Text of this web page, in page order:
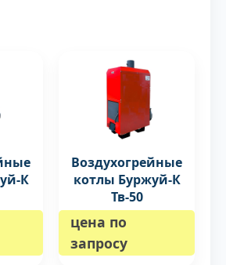
К
Воздухогрейные
котлы Буржуй-К
Тв-50
цена по
запросу